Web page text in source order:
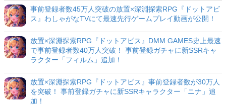
事前登録者数45万人突破の放置×深淵探索RPG『ドットアビ
ス』わしゃがなTVにて最速先行ゲームプレイ動画が公開！
放置×深淵探索RPG『ドットアビス』DMM GAMES史上最速
で事前登録者数40万人突破！ 事前登録ガチャに新SSRキャ
ラクター「フィルム」追加！
放置×深淵探索RPG『ドットアビス』事前登録者数が30万人
を突破！ 事前登録ガチャに新SSRキャラクター「ニナ」追
加！